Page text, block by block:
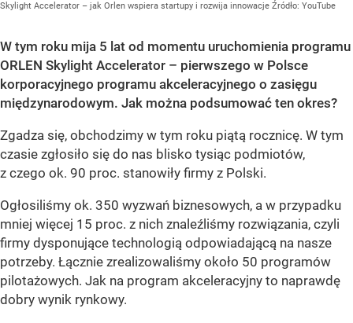
Skylight Accelerator – jak Orlen wspiera startupy i rozwija innowacje Źródło: YouTube
W tym roku mija 5 lat od momentu uruchomienia programu
ORLEN Skylight Accelerator – pierwszego w Polsce
korporacyjnego programu akceleracyjnego o zasięgu
międzynarodowym. Jak można podsumować ten okres?
Zgadza się, obchodzimy w tym roku piątą rocznicę. W tym
czasie zgłosiło się do nas blisko tysiąc podmiotów,
z czego ok. 90 proc. stanowiły firmy z Polski.
Ogłosiliśmy ok. 350 wyzwań biznesowych, a w przypadku
mniej więcej 15 proc. z nich znaleźliśmy rozwiązania, czyli
firmy dysponujące technologią odpowiadającą na nasze
potrzeby. Łącznie zrealizowaliśmy około 50 programów
pilotażowych. Jak na program akceleracyjny to naprawdę
dobry wynik rynkowy.